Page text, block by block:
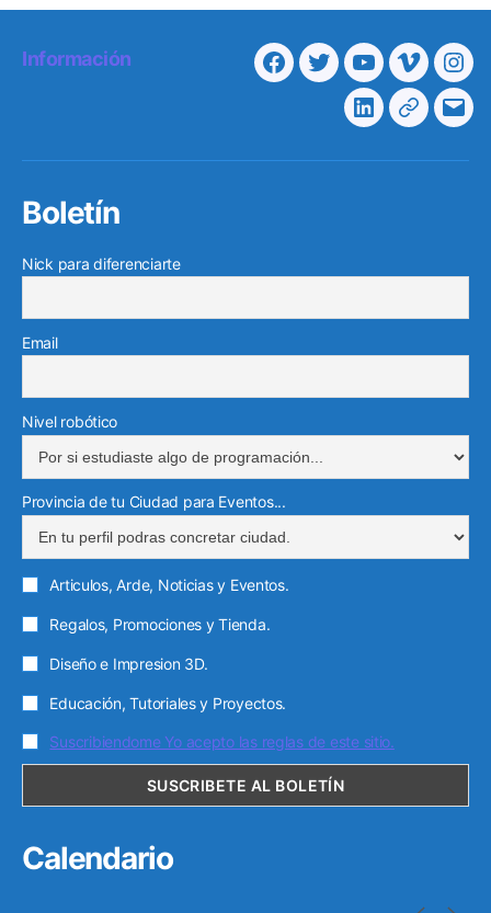
Información
Facebook
TwitterYoutubeVimeo
LinkedinTelegram
Boletín
Nick para diferenciarte
Email
Nivel robótico
Provincia de tu Ciudad para Eventos...
Articulos, Arde, Noticias y Eventos.
Regalos, Promociones y Tienda.
Diseño e Impresion 3D.
Educación, Tutoriales y Proyectos.
Suscribiendome Yo acepto las reglas de este sitio.
Calendario